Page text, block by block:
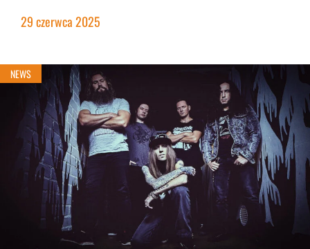
29 czerwca 2025
NEWS